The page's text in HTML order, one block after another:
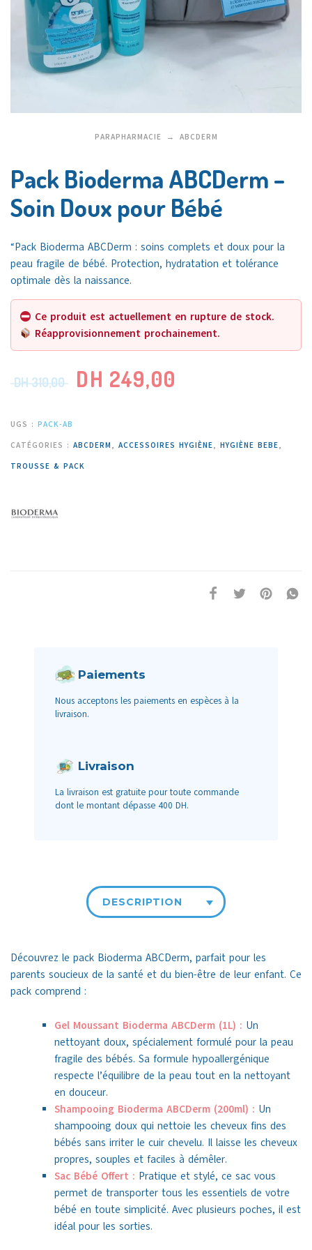
PARAPHARMACIE ABCDERM
Pack Bioderma ABCDerm –
Soin Doux pour Bébé
“Pack Bioderma ABCDerm : soins complets et doux pour la
peau fragile de bébé. Protection, hydratation et tolérance
optimale dès la naissance.
Ce produit est actuellement en rupture de stock.
Réapprovisionnement prochainement.
DH310,00 DH 249,00
UGS : PACK-AB
CATÉGORIES : ABCDERM , ACCESSOIRES HYGIÈNE, HYGIÈNE BEBE,
TROUSSE & PACK
Paiements
Nous acceptons les paiements en espèces à la
livraison.
Livraison
La livraison est gratuite pour toute commande
dont le montant dépasse 400 DH.
DESCRIPTION
Découvrez le pack Bioderma ABCDerm, parfait pour les
parents soucieux de la santé et du bien-être de leur enfant. Ce
pack comprend :
Gel Moussant Bioderma ABCDerm (1L) : Un
nettoyant doux, spécialement formulé pour la peau
fragile des bébés. Sa formule hypoallergénique
respecte l’équilibre de la peau tout en la nettoyant
en douceur.
Shampooing Bioderma ABCDerm (200ml) : Un
shampooing doux qui nettoie les cheveux fins des
bébés sans irriter le cuir chevelu. Il laisse les cheveux
propres, souples et faciles à démêler.
Sac Bébé Offert : Pratique et stylé, ce sac vous
permet de transporter tous les essentiels de votre
bébé en toute simplicité. Avec plusieurs poches, il est
idéal pour les sorties.